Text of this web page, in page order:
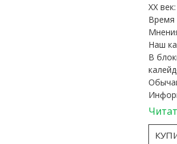
ХХ
Время
Наш
В